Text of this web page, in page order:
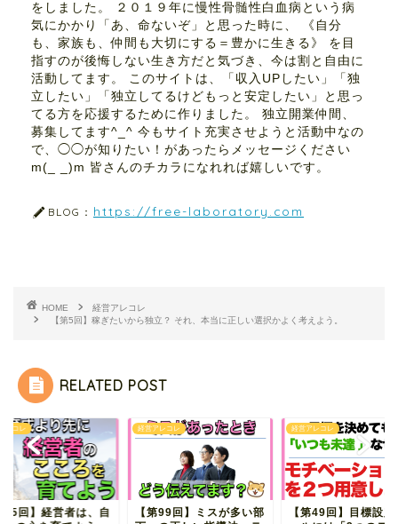
をしました。 ２０１９年に慢性骨髄性白血病という病
気にかかり「あ、命ないぞ」と思った時に、 《自分
も、家族も、仲間も大切にする＝豊かに生きる》 を目
指すのが後悔しない生き方だと気づき、今は割と自由に
活動してます。 このサイトは、「収入UPしたい」「独
立したい」「独立してるけどもっと安定したい」と思っ
てる方を応援するために作りました。 独立開業仲間、
募集してます^_^ 今もサイト充実させようと活動中なの
で、◯◯が知りたい！があったらメッセージください
m(_ _)m 皆さんのチカラになれれば嬉しいです。
BLOG： https://free-laboratory.com
HOME
経営アレコレ
【第5回】稼ぎたいから独立？ それ、本当に正しい選択かよく考えよう。
RELATED POST
レコレ
65回】経営者は、自
経営アレコレ
【第99回】ミスが多い部
経営アレコレ
【第49回】目標設定